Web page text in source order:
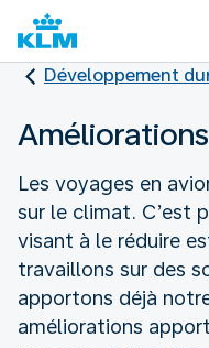
Développement
Les voyages en
sur le climat. C’est
visant à le réduire
travaillons sur des
apportons déjà
améliorations